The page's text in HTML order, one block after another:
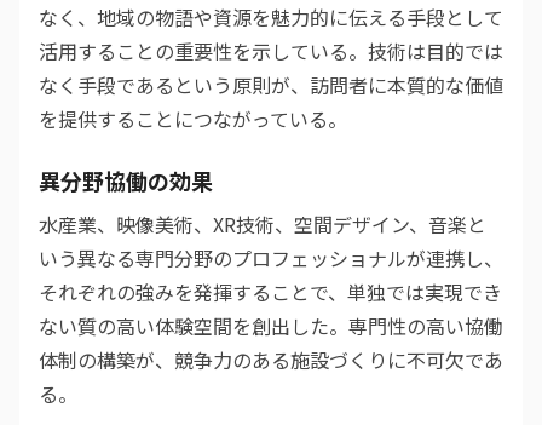
なく、地域の物語や資源を魅力的に伝える手段として
活用することの重要性を示している。技術は目的では
なく手段であるという原則が、訪問者に本質的な価値
を提供することにつながっている。
異分野協働の効果
水産業、映像美術、XR技術、空間デザイン、音楽と
いう異なる専門分野のプロフェッショナルが連携し、
それぞれの強みを発揮することで、単独では実現でき
ない質の高い体験空間を創出した。専門性の高い協働
体制の構築が、競争力のある施設づくりに不可欠であ
る。